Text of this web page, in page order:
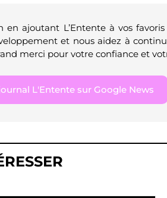
ajoutant L’Entente à vos favoris
et nous aidez à
merci pour votre confiance et
L'Entente sur Google News